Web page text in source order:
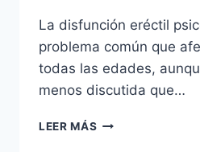
La disfunción eréctil
problema común que
todas las edades,
menos discutida que…
LEER MÁS